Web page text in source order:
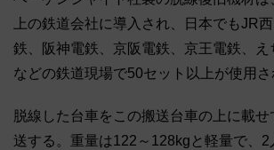
上の鉄道会社に導入され、日本でもJR
鉄、阪神電鉄、京阪電鉄、京王電鉄、え
などの鉄道現場で50セット以上が使用さ
脱線した台車をこの搬送台車の上に載
送する。重量は122～128kgと軽量で、2